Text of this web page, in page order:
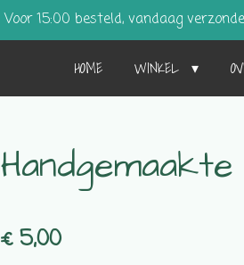
Voor 15:00 besteld, vandaag
HOME WINKEL
€ 5,00